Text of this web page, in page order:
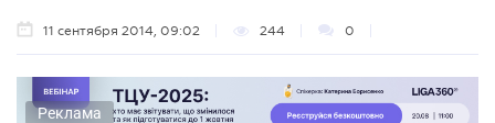
11 сентября 2014, 09:02 244 0
Реклама